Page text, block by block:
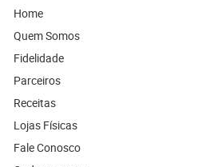
Home
Quem Somos
Fidelidade
Parceiros
Receitas
Lojas Físicas
Fale Conosco